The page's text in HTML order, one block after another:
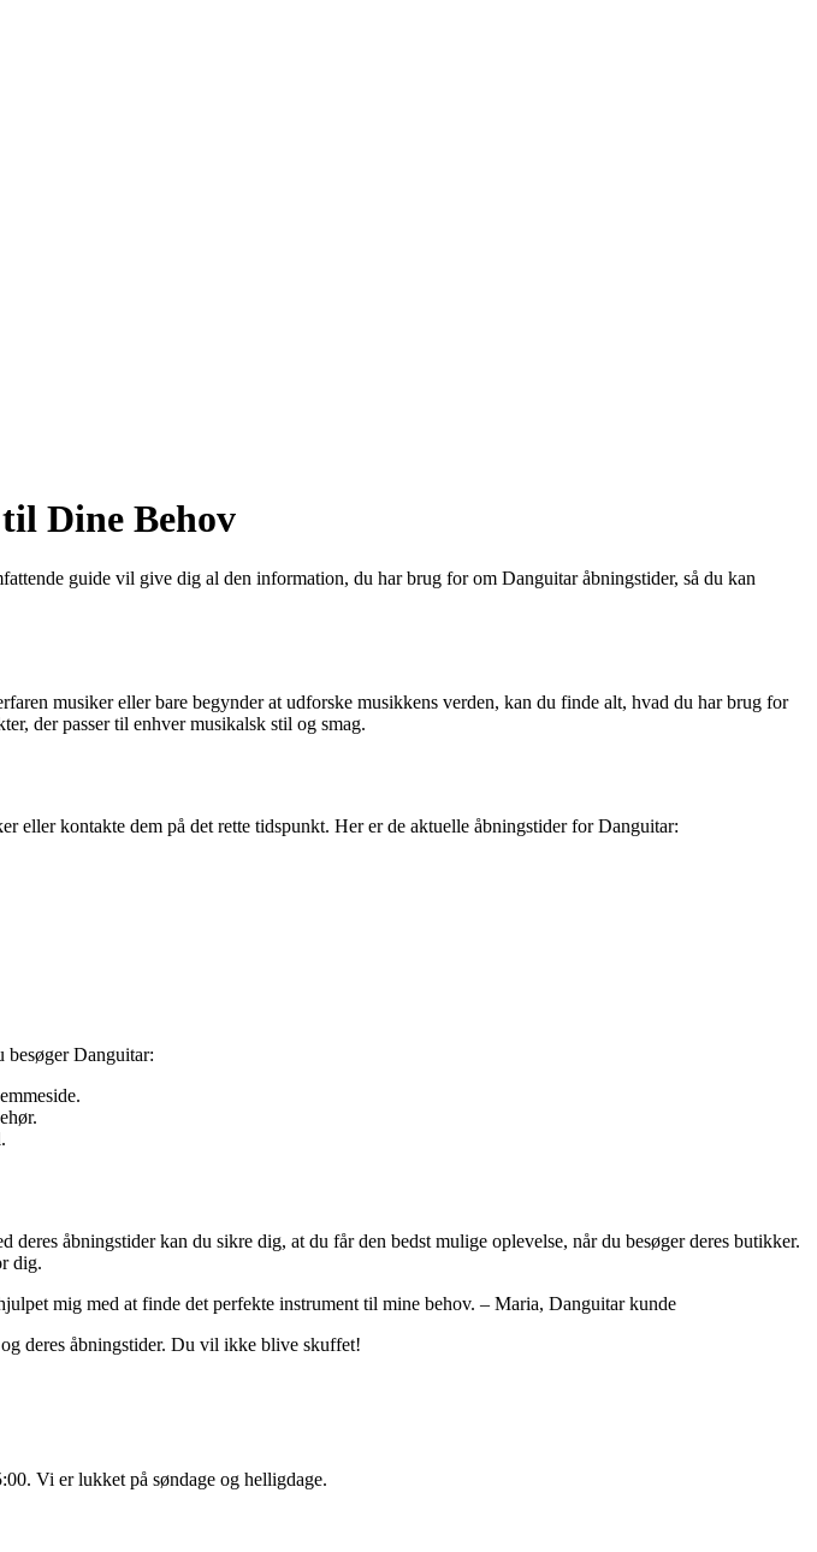
Dine Behov
guide vil give dig al den information, du har brug for om Danguitar åbningstider, så du kan
musiker eller bare begynder at udforske musikkens verden, kan du finde alt, hvad du har brug for
der passer til enhver musikalsk stil og smag.
eller kontakte dem på det rette tidspunkt. Her er de aktuelle åbningstider for Danguitar:
Danguitar:
åbningstider kan du sikre dig, at du får den bedst mulige oplevelse, når du besøger deres butikker.
dig.
mig med at finde det perfekte instrument til mine behov. – Maria, Danguitar kunde
deres åbningstider. Du vil ikke blive skuffet!
Vi er lukket på søndage og helligdage.